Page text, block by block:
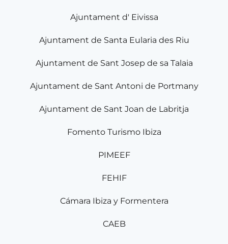
Ajuntament d' Eivissa
Ajuntament de Santa Eularia des Riu
Ajuntament de Sant Josep de sa Talaia
Ajuntament de Sant Antoni de Portmany
Ajuntament de Sant Joan de Labritja
Fomento Turismo Ibiza
PIMEEF
FEHIF
Cámara Ibiza y Formentera
CAEB